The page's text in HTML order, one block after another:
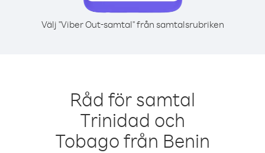
Välj "Viber Out-samtal" från samtalsrubriken
Råd för samtal
Trinidad och
Tobago från Benin